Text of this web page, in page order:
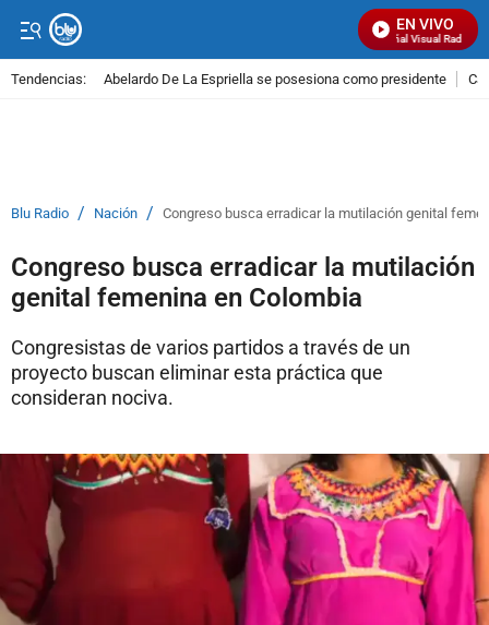
EN VIVO
Señal Visual Radio
Tendencias: Abelardo De La Espriella se posesiona como presidente
Blu Radio / Nación / Congreso busca erradicar la mutilación genital
Congreso busca erradicar la mutilación
genital femenina en Colombia
Congresistas de varios partidos a través de un
proyecto buscan eliminar esta práctica que
consideran nociva.